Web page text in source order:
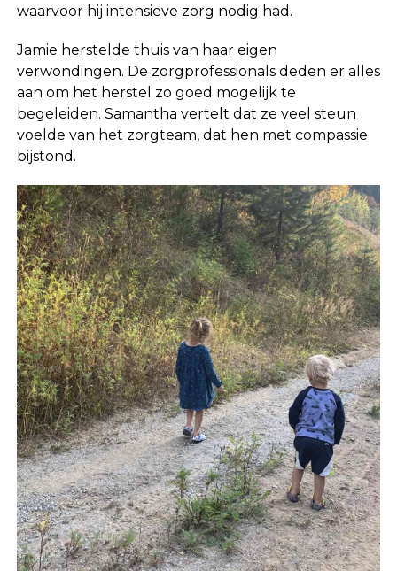
waarvoor hij intensieve zorg nodig had.
Jamie herstelde thuis van haar eigen
verwondingen. De zorgprofessionals deden er alles
aan om het herstel zo goed mogelijk te
begeleiden. Samantha vertelt dat ze veel steun
voelde van het zorgteam, dat hen met compassie
bijstond.